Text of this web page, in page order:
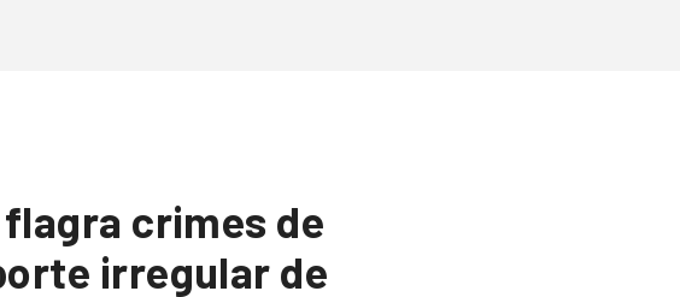
crimes de
irregular de